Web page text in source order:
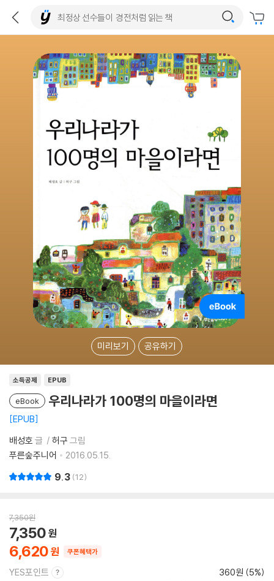
미리보기 공유하기
소득공제 EPUB
eBook 우리나라가 100명의 마을이라면
EPUB
배성호 글 허구 그림
푸른숲주니어
2016.05.15.
9.3 12
7,350원
6,620
7,350
쿠폰혜택가
YES포인트 360원 (5%)